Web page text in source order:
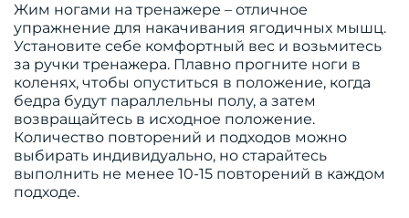
Жим ногами на тренажере – отличное
упражнение для накачивания ягодичных мышц.
Установите себе комфортный вес и возьмитесь
за ручки тренажера. Плавно прогните ноги в
коленях, чтобы опуститься в положение, когда
бедра будут параллельны полу, а затем
возвращайтесь в исходное положение.
Количество повторений и подходов можно
выбирать индивидуально, но старайтесь
выполнить не менее 10-15 повторений в каждом
подходе.